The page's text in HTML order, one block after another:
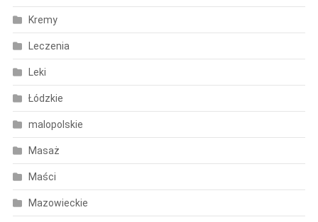
Kremy
Leczenia
Leki
Łódzkie
malopolskie
Masaż
Maści
Mazowieckie